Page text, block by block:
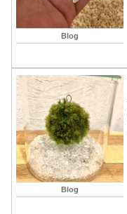
Blog
Blog